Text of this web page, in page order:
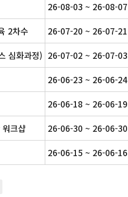
26-08-03 ~ 26-08-07
2차수 26-07-20 ~ 26-07-21
심화과정) 26-07-02 ~ 26-07-03
26-06-23 ~ 26-06-24
26-06-18 ~ 26-06-19
크샵 26-06-30 ~ 26-06-30
26-06-15 ~ 26-06-16